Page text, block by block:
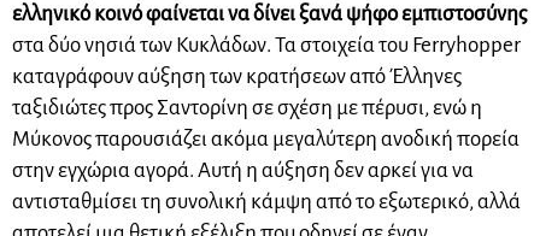
ελληνικό κοινό φαίνεται να δίνει ξανά ψήφο εμπιστοσύνης
στα δύο νησιά των Κυκλάδων. Τα στοιχεία του Ferryhopper
καταγράφουν αύξηση των κρατήσεων από Έλληνες
ταξιδιώτες προς Σαντορίνη σε σχέση με πέρυσι, ενώ η
Μύκονος παρουσιάζει ακόμα μεγαλύτερη ανοδική πορεία
στην εγχώρια αγορά. Αυτή η αύξηση δεν αρκεί για να
αντισταθμίσει τη συνολική κάμψη από το εξωτερικό, αλλά